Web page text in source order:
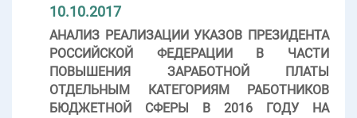
10.10.2017
АНАЛИЗ РЕАЛИЗАЦИИ УКАЗОВ ПРЕЗИДЕНТА
РОССИЙСКОЙ ФЕДЕРАЦИИ В ЧАСТИ
ПОВЫШЕНИЯ ЗАРАБОТНОЙ ПЛАТЫ
ОТДЕЛЬНЫМ КАТЕГОРИЯМ РАБОТНИКОВ
БЮДЖЕТНОЙ СФЕРЫ В 2016 ГОДУ НА